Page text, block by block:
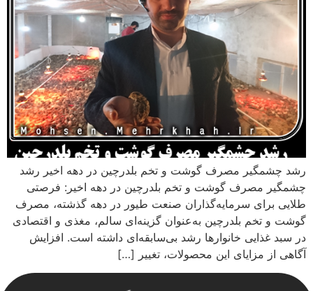
رشد چشمگیر مصرف گوشت و تخم بلدرچین در دهه اخیر رشد
چشمگیر مصرف گوشت و تخم بلدرچین در دهه اخیر: فرصتی
طلایی برای سرمایه‌گذاران صنعت طیور در دهه گذشته، مصرف
گوشت و تخم بلدرچین به‌عنوان گزینه‌ای سالم، مغذی و اقتصادی
در سبد غذایی خانوارها رشد بی‌سابقه‌ای داشته است. افزایش
آگاهی از مزایای این محصولات، تغییر […]